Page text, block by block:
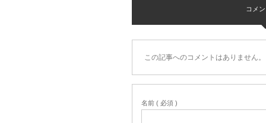
コメ
この記事へのコメントはありません。
名前 ( 必須 )